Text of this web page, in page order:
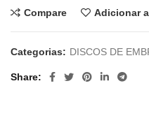
Compare Adicionar
Categorias: DISCOS DE
Share